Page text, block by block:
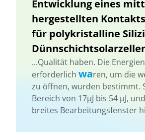
Entwicklung eines
hergestellten
für polykristalline
...Qualität haben. Die
erforderlich waren, um die
zu öffnen, wurden bestimmt.
Bereich von 17µJ bis 54 µJ,
breites Bearbeitungsfenster